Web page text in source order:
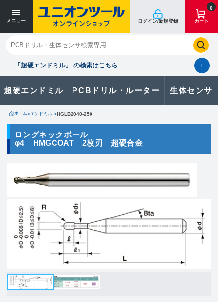
メニュー ログイン/新規登録
0
カート
「超硬エンドミル」 の検索はこちら ↓
超硬エンドミル PCBドリル・ルーター 生体センサ
閉じる
お気に入り クイックオーダー 購入履歴
製品に関するお問い合わせはこちら
カタログ一覧
ホーム>エンドミル >HGLB2040-250
ロングネックボール
φ4
HMGCOAT 2枚刃 超硬合金
寸法単位 [mm]
寸法単位 [mm]